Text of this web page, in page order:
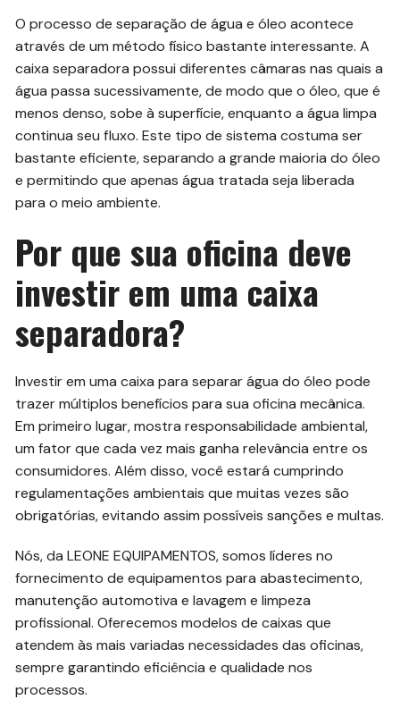
O processo de separação de água e óleo acontece
através de um método físico bastante interessante. A
caixa separadora possui diferentes câmaras nas quais a
água passa sucessivamente, de modo que o óleo, que é
menos denso, sobe à superfície, enquanto a água limpa
continua seu fluxo. Este tipo de sistema costuma ser
bastante eficiente, separando a grande maioria do óleo
e permitindo que apenas água tratada seja liberada
para o meio ambiente.
Por que sua oficina deve
investir em uma caixa
separadora?
Investir em uma caixa para separar água do óleo pode
trazer múltiplos benefícios para sua oficina mecânica.
Em primeiro lugar, mostra responsabilidade ambiental,
um fator que cada vez mais ganha relevância entre os
consumidores. Além disso, você estará cumprindo
regulamentações ambientais que muitas vezes são
obrigatórias, evitando assim possíveis sanções e multas.
Nós, da LEONE EQUIPAMENTOS, somos líderes no
fornecimento de equipamentos para abastecimento,
manutenção automotiva e lavagem e limpeza
profissional. Oferecemos modelos de caixas que
atendem às mais variadas necessidades das oficinas,
sempre garantindo eficiência e qualidade nos
processos.